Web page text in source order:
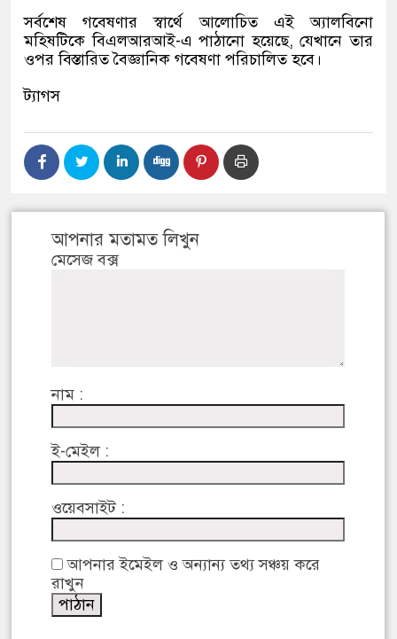
সর্বশেষ গবেষণার স্বার্থে আলোচিত এই অ্যালবিনো
মহিষটিকে বিএলআরআই-এ পাঠানো হয়েছে, যেখানে তার
ওপর বিস্তারিত বৈজ্ঞানিক গবেষণা পরিচালিত হবে।
ট্যাগস
আপনার মতামত লিখুন
মেসেজ বক্স
নাম :
ই-মেইল :
ওয়েবসাইট :
আপনার ইমেইল ও অন্যান্য তথ্য সঞ্চয় করে
রাখুন